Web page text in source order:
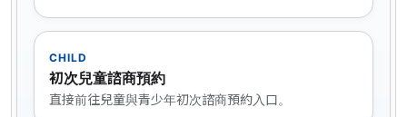
CHILD
初次兒童諮商預約
直接前往兒童與青少年初次諮商預約入口。